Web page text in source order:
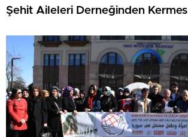
Şehit Aileleri Derneğinden Kermes